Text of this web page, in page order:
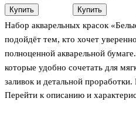
Набор акварельных красок
подойдёт тем, кто хочет
полноценной акварельной
которые удобно сочетать для
заливок и детальной проработки.
кисть, хорошо размываются
Перейти к описанию и
дороги ведут
в Питер"
100г/м2
Купить
"Девушка с
сердцем"
белый офсет,
100г/м2,
гребень
Купить